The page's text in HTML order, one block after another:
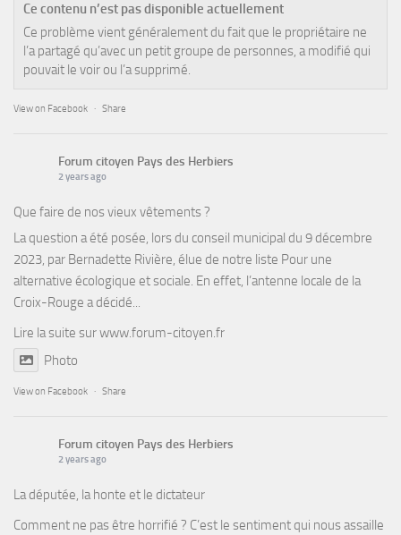
Ce contenu n’est pas disponible actuellement
Ce problème vient généralement du fait que le propriétaire ne
l’a partagé qu’avec un petit groupe de personnes, a modifié qui
pouvait le voir ou l’a supprimé.
View on Facebook · Share
Forum citoyen Pays des Herbiers
2 years ago
Que faire de nos vieux vêtements ?
La question a été posée, lors du conseil municipal du 9 décembre
2023, par Bernadette Rivière, élue de notre liste Pour une
alternative écologique et sociale. En effet, l’antenne locale de la
Croix-Rouge a décidé...
Lire la suite surwww.forum-citoyen.fr
Photo
View on Facebook · Share
Forum citoyen Pays des Herbiers
2 years ago
La députée, la honte et le dictateur
Comment ne pas être horrifié ? C’est le sentiment qui nous assaille